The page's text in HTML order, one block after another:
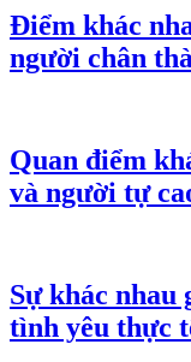
Điểm khác
người chân
Quan điểm
và người tự
Sự khác nhau
tình yêu thực